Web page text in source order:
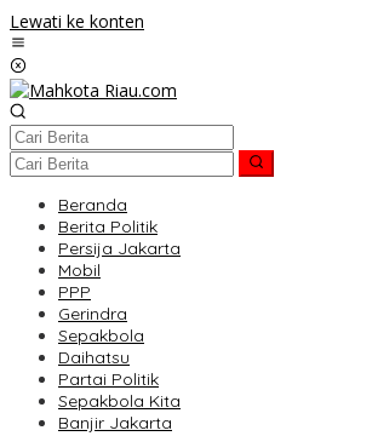
Lewati ke konten
Beranda
Berita Politik
Persija Jakarta
Mobil
PPP
Gerindra
Sepakbola
Daihatsu
Partai Politik
Sepakbola Kita
Banjir Jakarta